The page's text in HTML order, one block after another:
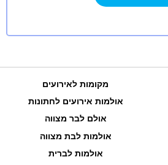
מקומות לאירועים
אולמות אירועים לחתונות
אולם לבר מצווה
אולמות לבת מצווה
אולמות לברית